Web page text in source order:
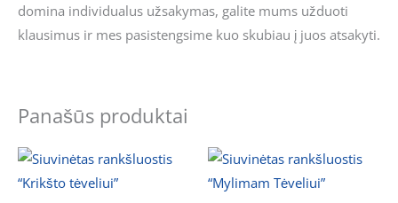
domina individualus užsakymas, galite mums užduoti
klausimus ir mes pasistengsime kuo skubiau į juos atsakyti.
Panašūs produktai